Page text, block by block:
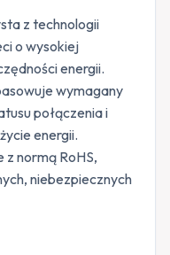
z technologii
o wysokiej
energii.
wymagany
połączenia i
energii.
normą RoHS,
niebezpiecznych